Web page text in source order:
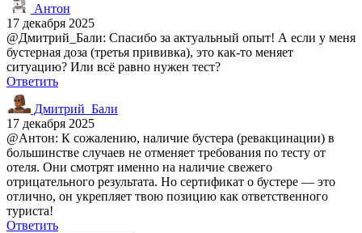
Антон
17 декабря 2025
@Дмитрий_Бали: Спасибо за актуальный опыт! А если у меня
бустерная доза (третья прививка), это как-то меняет
ситуацию? Или всё равно нужен тест?
Ответить
Дмитрий_Бали
17 декабря 2025
@Антон: К сожалению, наличие бустера (ревакцинации) в
большинстве случаев не отменяет требования по тесту от
отеля. Они смотрят именно на наличие свежего
отрицательного результата. Но сертификат о бустере — это
отлично, он укрепляет твою позицию как ответственного
туриста!
Ответить